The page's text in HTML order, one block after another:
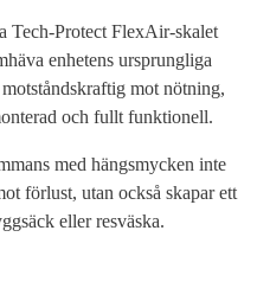
Tech-Protect FlexAir-skalet
enhetens ursprungliga
mot nötning,
och fullt funktionell.
med hängsmycken inte
förlust, utan också skapar ett
eller resväska.